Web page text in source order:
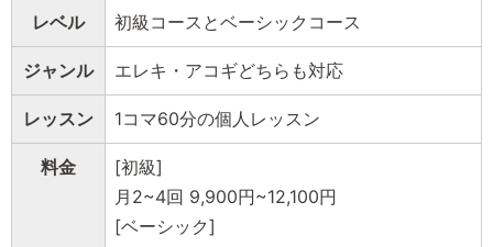
レベル 初級コースとベーシックコース
ジャンル エレキ・アコギどちらも対応
レッスン 1コマ60分の個人レッスン
料金
[初級]
月2~4回 9,900円~12,100円
[ベーシック]